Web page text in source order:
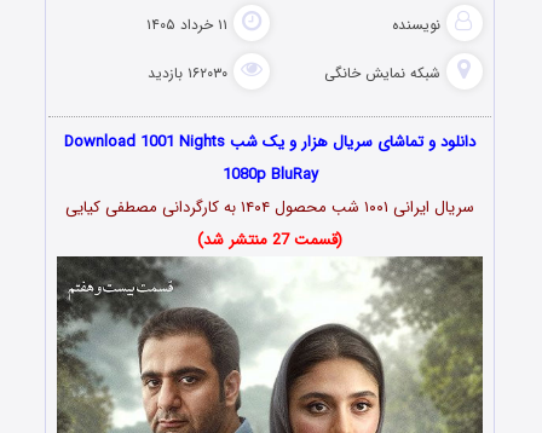
نویسنده ۱۱ خرداد ۱۴۰۵
شبکه نمایش خانگی ۱۶۲۰۳۰ بازدید
دانلود و تماشای سریال هزار و یک شب Download 1001 Nights
1080p BluRay
سریال ایرانی ۱۰۰۱ شب محصول ۱۴۰۴ به کارگردانی مصطفی کیایی
(قسمت 27 منتشر شد)